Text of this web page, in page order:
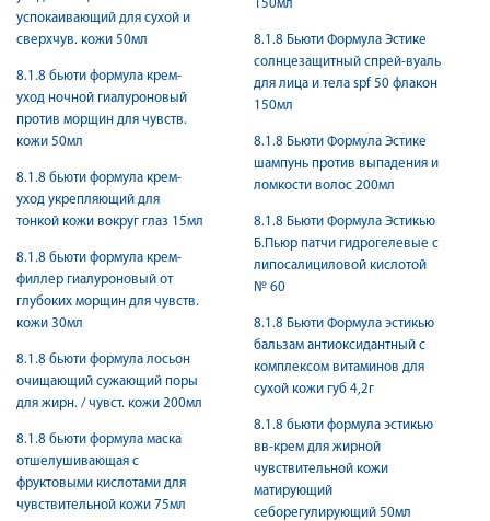
успокаивающий для сухой и
сверхчув. кожи 50мл
8.1.8 бьюти формула крем-
уход ночной гиалуроновый
против морщин для чувств.
кожи 50мл
8.1.8 бьюти формула крем-
уход укрепляющий для
тонкой кожи вокруг глаз 15мл
8.1.8 бьюти формула крем-
филлер гиалуроновый от
глубоких морщин для чувств.
кожи 30мл
8.1.8 бьюти формула лосьон
очищающий сужающий поры
для жирн. / чувст. кожи 200мл
8.1.8 бьюти формула маска
отшелушивающая с
фруктовыми кислотами для
чувствительной кожи 75мл
150мл
8.1.8 Бьюти Формула Эстике
солнцезащитный спрей-вуаль
для лица и тела spf 50 флакон
150мл
8.1.8 Бьюти Формула Эстике
шампунь против выпадения и
ломкости волос 200мл
8.1.8 Бьюти Формула Эстикью
Б.Пьюр патчи гидрогелевые с
липосалициловой кислотой
№ 60
8.1.8 Бьюти Формула эстикью
бальзам антиоксидантный с
комплексом витаминов для
сухой кожи губ 4,2г
8.1.8 бьюти формула эстикью
вв-крем для жирной
чувствительной кожи
матирующий
себорегулирующий 50мл